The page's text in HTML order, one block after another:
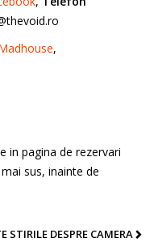
,
in pagina de rezervari
sus, inainte de
STIRILE DESPRE CAMERA